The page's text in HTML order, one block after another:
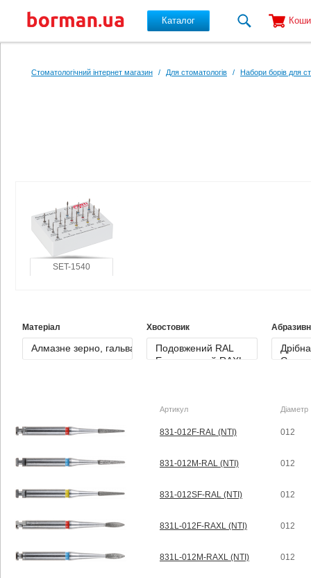
Каталог
Стоматологічний інтернет магазин / Для стоматологів / Набори борів для
SET-1540
Матеріал Хвостовик
Артикул Діаметр
831-012F-RAL (NTI) 012
831-012M-RAL (NTI) 012
831-012SF-RAL (NTI) 012
831L-012F-RAXL (NTI) 012
831L-012M-RAXL (NTI) 012